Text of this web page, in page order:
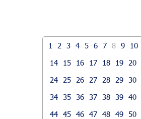
1 2 3 4 5 6 7 8 9 10
14
15 16 17 18 19 20
24
25 26 27 28 29 30
34 35 36 37 38 39 40
44 45 46 47 48 49 50